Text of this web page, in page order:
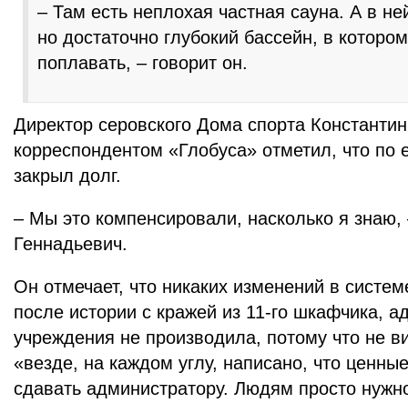
– Там есть неплохая частная сауна. А в
но достаточно глубокий бассейн, в
поплавать, – говорит он.
Директор серовского Дома спорта
корреспондентом «Глобуса» отметил, что по
закрыл долг.
– Мы это компенсировали, насколько я знаю,
Геннадьевич.
Он отмечает, что никаких изменений в
после истории с кражей из 11-го шкафчика,
учреждения не производила, потому что не
«везде, на каждом углу, написано, что
сдавать администратору. Людям просто